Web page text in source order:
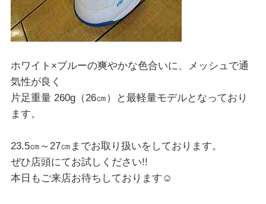
ホワイト×ブルーの爽やかな色合いに、メッシュで通
気性が良く
片足重量 260g（26㎝）と最軽量モデルとなっており
ます。
23.5㎝～27㎝までお取り扱いをしております。
ぜひ店頭にてお試しください!!
本日もご来店お待ちしております☺